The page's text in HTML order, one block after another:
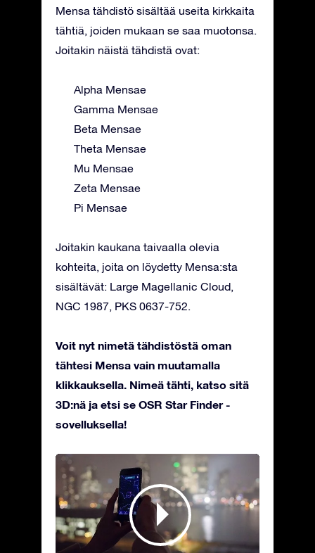
Mensa tähdistö sisältää useita kirkkaita
tähtiä, joiden mukaan se saa muotonsa.
Joitakin näistä tähdistä ovat:
Alpha Mensae
Gamma Mensae
Beta Mensae
Theta Mensae
Mu Mensae
Zeta Mensae
Pi Mensae
Joitakin kaukana taivaalla olevia
kohteita, joita on löydetty Mensa:sta
sisältävät: Large Magellanic Cloud,
NGC 1987, PKS 0637-752.
Voit nyt nimetä tähdistöstä oman
tähtesi Mensa vain muutamalla
klikkauksella. Nimeä tähti, katso sitä
3D:nä ja etsi se OSR Star Finder -
sovelluksella!